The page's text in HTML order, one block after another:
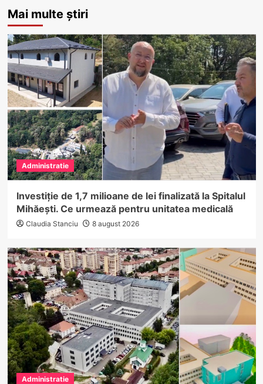
Mai multe știri
Administratie
Investiție de 1,7 milioane de lei finalizată la Spitalul
Mihăești. Ce urmează pentru unitatea medicală
Claudia Stanciu 8 august 2026
Administratie